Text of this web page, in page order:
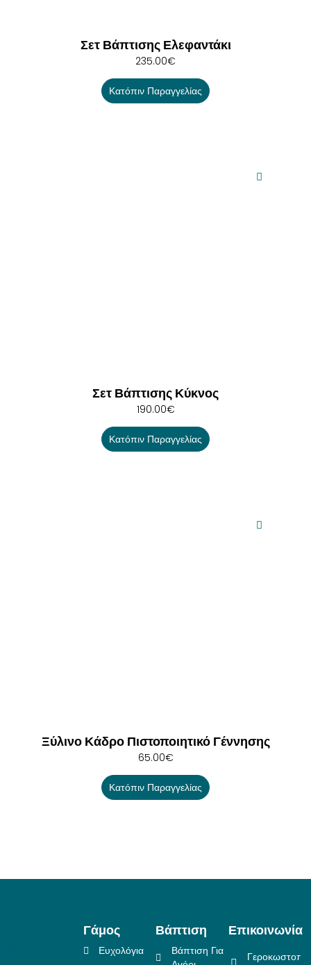
Σετ Βάπτισης Ελεφαντάκι
235.00€
Κατόπιν Παραγγελίας
Σετ Βάπτισης Κύκνος
190.00€
Κατόπιν Παραγγελίας
Ξύλινο Κάδρο Πιστοποιητικό Γέννησης
65.00€
Κατόπιν Παραγγελίας
Γάμος
Ευχολόγια
Βάπτιση
Βάπτιση Για
Επικοινωνία